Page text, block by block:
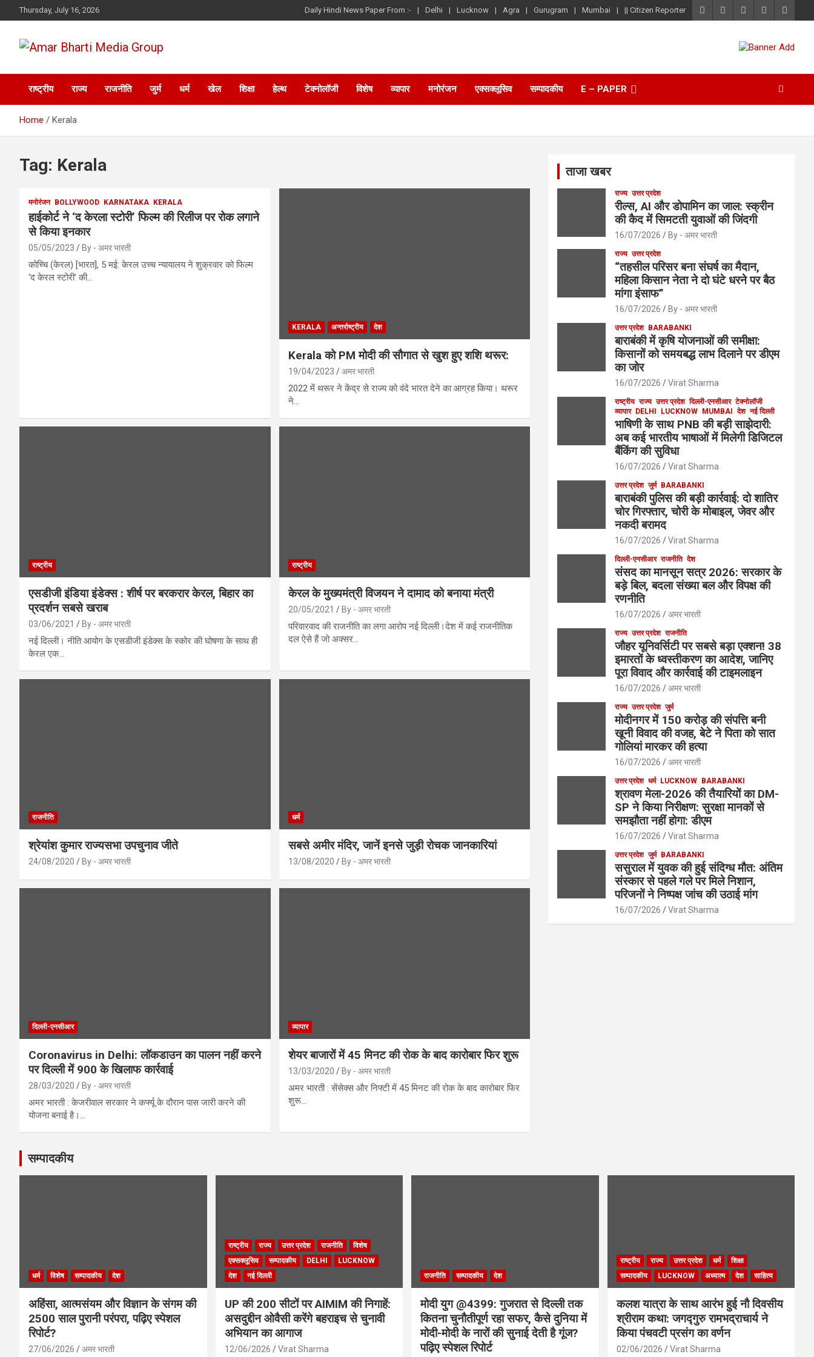
to
Thursday, July 16, 2026 Daily Hindi News Paper From :- Delhi Lucknow Agra Gurugram Mumbai || Citizen Reporter
Amar Bharti Media
Group
राष्ट्रीय राज्य राजनीति जुर्म धर्म खेल शिक्षा हेल्थ टेक्नोलॉजी विशेष व्यापार मनोरंजन एक्सक्लूसिव सम्पादकीय E – PAPER
Home Kerala
Tag: Kerala
मनोरंजन BOLLYWOOD KARNATAKA KERALA
हाईकोर्ट ने ‘द केरला स्टोरी’ फिल्म की रिलीज पर रोक लगाने
से किया इनकार
05/05/2023 By - अमर भारती
कोच्चि (केरल) [भारत], 5 मई: केरल उच्च न्यायालय ने शुक्रवार को फिल्म
‘द केरल स्टोरी’ की…
KERALA अन्तर्राष्ट्रीय देश
Kerala को PM मोदी की सौगात से खुश हुए शशि थरूर:
19/04/2023 अमर भारती
2022 में थरूर ने केंद्र से राज्य को वंदे भारत देने का आग्रह किया। थरूर
ने…
राष्ट्रीय
एसडीजी इंडिया इंडेक्स : शीर्ष पर बरकरार केरल, बिहार का
प्रदर्शन सबसे खराब
03/06/2021 By - अमर भारती
नई दिल्ली। नीति आयोग के एसडीजी इंडेक्स के स्कोर की घोषणा के साथ ही
केरल एक…
राष्ट्रीय
केरल के मुख्यमंत्री विजयन ने दामाद को बनाया मंत्री
20/05/2021 By - अमर भारती
परिवारवाद की राजनीति का लगा आरोप नई दिल्ली।देश में कई राजनीतिक
दल ऐसे हैं जो अक्सर…
राजनीति
श्रेयांश कुमार राज्यसभा उपचुनाव जीते
24/08/2020 By - अमर भारती
धर्म
सबसे अमीर मंदिर, जानें इनसे जुड़ी रोचक जानकारियां
13/08/2020 By - अमर भारती
दिल्ली-एनसीआर
Coronavirus in Delhi: लॉकडाउन का पालन नहीं करने
पर दिल्ली में 900 के खिलाफ कार्रवाई
28/03/2020 By - अमर भारती
अमर भारती : केजरीवाल सरकार ने कर्फ्यू के दौरान पास जारी करने की
योजना बनाई है।…
व्यापार
शेयर बाजारों में 45 मिनट की रोक के बाद कारोबार फिर शुरू
13/03/2020 By - अमर भारती
अमर भारती : सेंसेक्स और निफ्टी में 45 मिनट की रोक के बाद कारोबार फिर
शुरू…
ताजा खबर
राज्य उत्तर प्रदेश
रील्स, AI और डोपामिन का जाल: स्क्रीन
की कैद में सिमटती युवाओं की जिंदगी
16/07/2026 By - अमर भारती
राज्य उत्तर प्रदेश
“तहसील परिसर बना संघर्ष का मैदान,
महिला किसान नेता ने दो घंटे धरने पर बैठ
मांगा इंसाफ”
16/07/2026 By - अमर भारती
उत्तर प्रदेश BARABANKI
बाराबंकी में कृषि योजनाओं की समीक्षा:
किसानों को समयबद्ध लाभ दिलाने पर डीएम
का जोर
16/07/2026 Virat Sharma
राष्ट्रीय राज्य उत्तर प्रदेश दिल्ली-एनसीआर टेक्नोलॉजी
व्यापार
DELHI LUCKNOW MUMBAI देश नई दिल्ली
भाषिणी के साथ PNB की बड़ी साझेदारी:
अब कई भारतीय भाषाओं में मिलेगी डिजिटल
बैंकिंग की सुविधा
16/07/2026 Virat Sharma
उत्तर प्रदेश जुर्म BARABANKI
बाराबंकी पुलिस की बड़ी कार्रवाई: दो शातिर
चोर गिरफ्तार, चोरी के मोबाइल, जेवर और
नकदी बरामद
16/07/2026 Virat Sharma
दिल्ली-एनसीआर राजनीति देश
संसद का मानसून सत्र 2026: सरकार के
बड़े बिल, बदला संख्या बल और विपक्ष की
रणनीति
16/07/2026 अमर भारती
राज्य उत्तर प्रदेश राजनीति
जौहर यूनिवर्सिटी पर सबसे बड़ा एक्शन! 38
इमारतों के ध्वस्तीकरण का आदेश, जानिए
पूरा विवाद और कार्रवाई की टाइमलाइन
16/07/2026 अमर भारती
राज्य उत्तर प्रदेश जुर्म
मोदीनगर में 150 करोड़ की संपत्ति बनी
खूनी विवाद की वजह, बेटे ने पिता को सात
गोलियां मारकर की हत्या
16/07/2026 अमर भारती
उत्तर प्रदेश धर्म LUCKNOW BARABANKI
श्रावण मेला-2026 की तैयारियों का DM-
SP ने किया निरीक्षण: सुरक्षा मानकों से
समझौता नहीं होगा: डीएम
16/07/2026 Virat Sharma
उत्तर प्रदेश जुर्म BARABANKI
ससुराल में युवक की हुई संदिग्ध मौत: अंतिम
संस्कार से पहले गले पर मिले निशान,
परिजनों ने निष्पक्ष जांच की उठाई मांग
16/07/2026 Virat Sharma
सम्पादकीय
धर्म विशेष सम्पादकीय देश
अहिंसा, आत्मसंयम और विज्ञान के संगम की
2500 साल पुरानी परंपरा, पढ़िए स्पेशल
रिपोर्ट?
27/06/2026 अमर भारती
राष्ट्रीय राज्य उत्तर प्रदेश राजनीति
विशेष
एक्सक्लूसिव
सम्पादकीय DELHI
LUCKNOW
देश
नई दिल्ली
UP की 200 सीटों पर AIMIM की निगाहें:
असदुद्दीन ओवैसी करेंगे बहराइच से चुनावी
अभियान का आगाज
12/06/2026 Virat Sharma
राजनीति सम्पादकीय देश
मोदी युग @4399: गुजरात से दिल्ली तक
कितना चुनौतीपूर्ण रहा सफर, कैसे दुनिया में
मोदी-मोदी के नारों की सुनाई देती है गूंज?
पढ़िए स्पेशल रिपोर्ट
राष्ट्रीय राज्य उत्तर प्रदेश धर्म
शिक्षा
सम्पादकीय
LUCKNOW अध्यात्म देश साहित्य
कलश यात्रा के साथ आरंभ हुई नौ दिवसीय
श्रीराम कथा: जगद्गुरु रामभद्राचार्य ने
किया पंचवटी प्रसंग का वर्णन
02/06/2026 Virat Sharma